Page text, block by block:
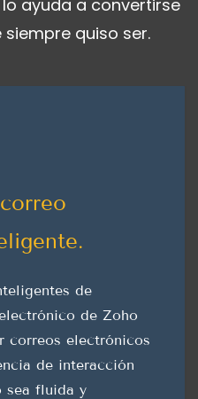
ayuda a convertirse
quiso ser.
de
de Zoho
correos electrónicos
de interacción
sea fluida y